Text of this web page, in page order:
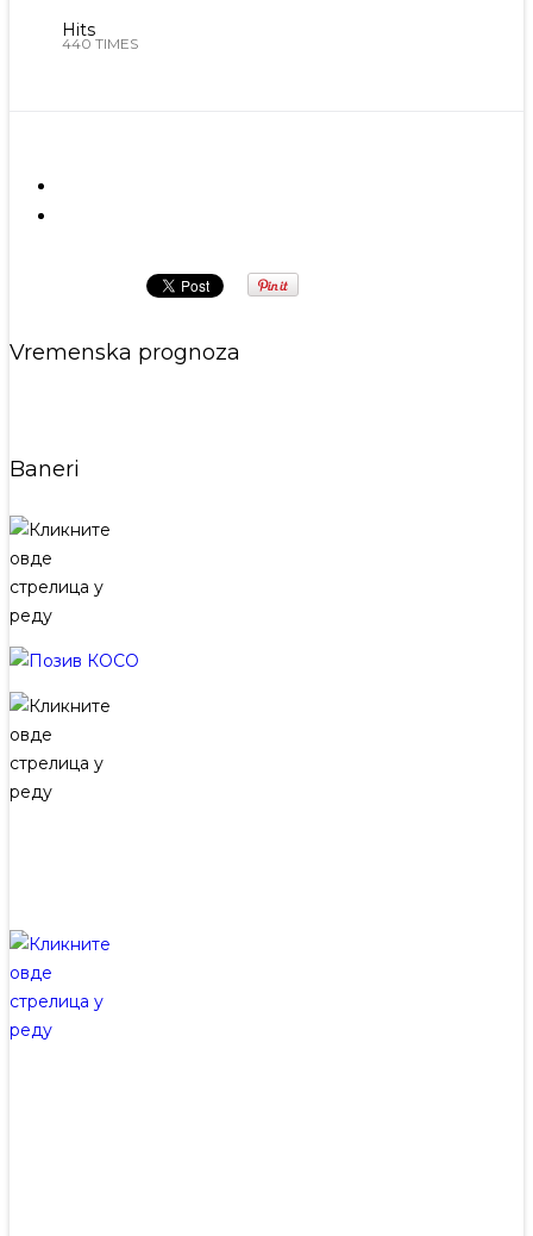
Hits
440 TIMES
Vremenska prognoza
Baneri